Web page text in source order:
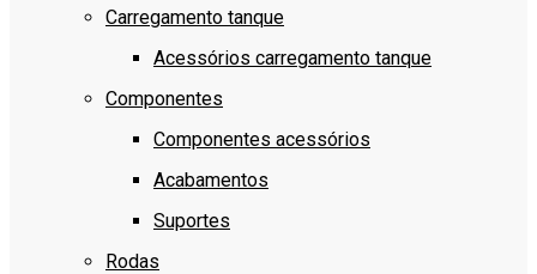
Carregamento tanque
Acessórios carregamento tanque
Componentes
Componentes acessórios
Acabamentos
Suportes
Rodas